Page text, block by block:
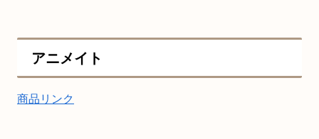
アニメイト
商品リンク